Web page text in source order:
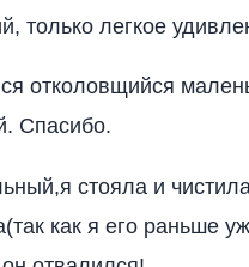
только легкое
отколовщийся
Спасибо.
стояла и
как я его раньше